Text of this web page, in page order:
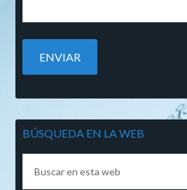
BÚSQUEDA EN LA WEB